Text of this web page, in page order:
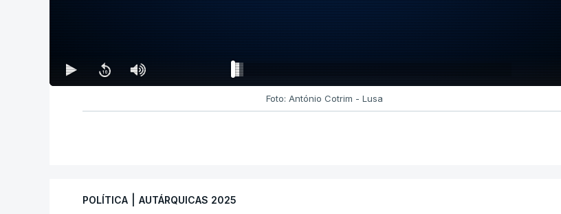
Foto: António Cotrim - Lusa
POLÍTICA AUTÁRQUICAS 2025